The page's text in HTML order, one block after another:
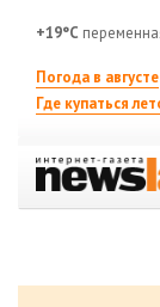
+19°C
Погода в августе
Где купаться